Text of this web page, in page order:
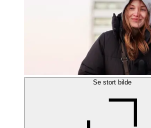
Se stort bilde